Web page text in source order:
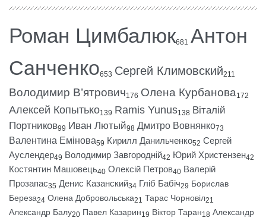
Роман Цимбалюк681 Антон
Санченко653 Сергей Климовский211
Володимир В’ятрович176 Олена Курбанова172
Алексей Копытько139 Ramis Yunus138 Віталій
Портников99 Иван Лютый98 Дмитро Вовнянко73
Валентина Емінова59 Кирилл Данильченко52 Сергей
Ауслендер49 Володимир Завгородній42 Юрий Христензен42
Костянтин Машовець40 Олексій Петров40 Валерій
Прозапас35 Денис Казанский34 Гліб Бабіч29 Борислав
Береза24 Олена Добровольська21 Тарас Чорновіл21
Александр Балу20 Павел Казарин19 Віктор Таран18 Александр